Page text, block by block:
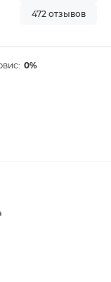
472 отзывов
0%